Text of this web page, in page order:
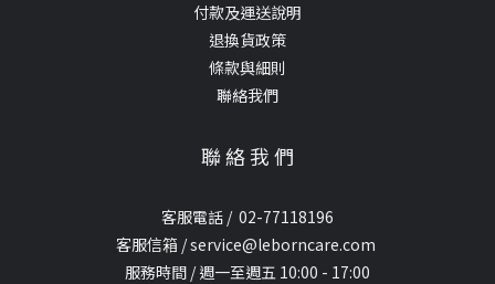
付款及運送說明
退換貨政策
條款與細則
聯絡我們
聯 絡 我 們
客服電話 / 02-77118196
客服信箱 / service@leborncare.com
服務時間 / 週一至週五 10:00 - 17:00